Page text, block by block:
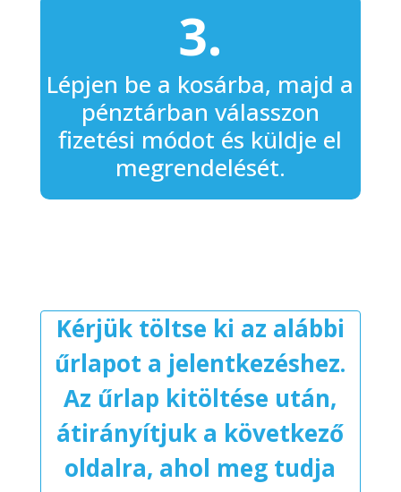
3.
Lépjen be a kosárba, majd a
pénztárban válasszon
fizetési módot és küldje el
megrendelését.
Kérjük töltse ki az alábbi
űrlapot a jelentkezéshez.
Az űrlap kitöltése után,
átirányítjuk a következő
oldalra, ahol meg tudja